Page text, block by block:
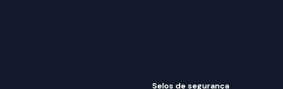
Selos de segurança